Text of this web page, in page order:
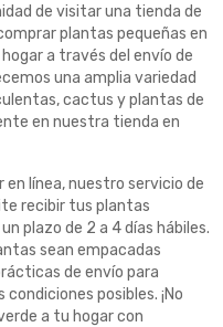
de visitar una tienda de
plantas pequeñas en
a través del envío de
una amplia variedad
cactus y plantas de
en nuestra tienda en
línea, nuestro servicio de
recibir tus plantas
plazo de 2 a 4 días hábiles.
sean empacadas
de envío para
posibles. ¡No
a tu hogar con